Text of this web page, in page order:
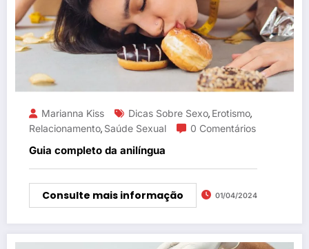
Marianna Kiss Dicas Sobre Sexo, Erotismo,
Relacionamento, Saúde Sexual 0 Comentários
Guia completo da anilíngua
Consulte mais informação 01/04/2024